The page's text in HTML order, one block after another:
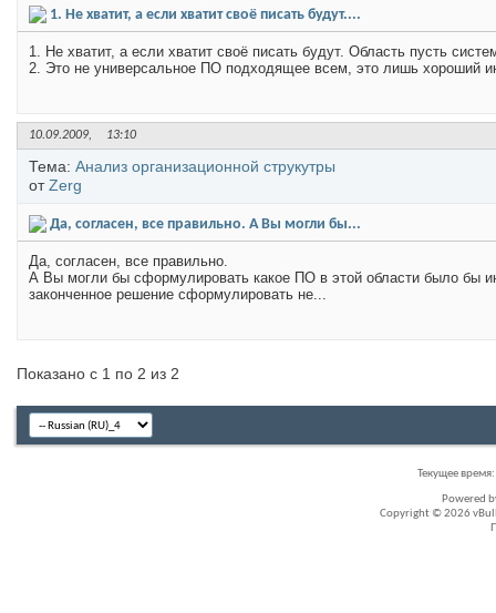
1. Не хватит, а если хватит своё писать будут....
1. Не хватит, а если хватит своё писать будут. Область пусть
2. Это не универсальное ПО подходящее всем, это лишь хороший
10.09.2009, 13:10
Тема: Анализ организационной струкутры
отZerg
Да, согласен, все правильно. А Вы могли бы...
Да, согласен, все правильно.
А Вы могли бы сформулировать какое ПО в этой области было бы
законченное решение сформулировать не...
Показано с 1 по 2 из 2
Текущее время:
Powered
Copyright © 2026